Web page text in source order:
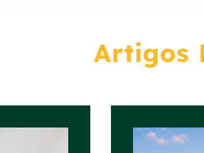
Artigos